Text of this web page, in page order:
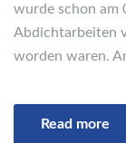
wurde schon am
Abdichtarbeiten
worden waren.
Read more